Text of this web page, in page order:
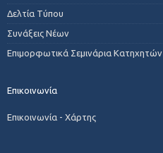
Δελτία Τύπου
Συνάξεις Νέων
Επιμορφωτικά Σεμινάρια Κατηχητών
Επικοινωνία
Επικοινωνία - Χάρτης